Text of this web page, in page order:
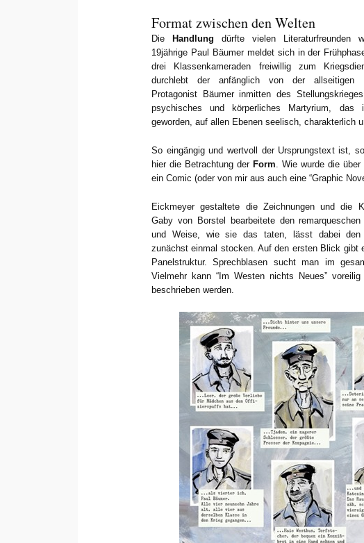
Format zwischen den Welten
Die Handlung dürfte vielen Literaturfreunden
19jährige Paul Bäumer meldet sich in der
drei Klassenkameraden freiwillig zum
durchlebt der anfänglich von der allseitigen
Protagonist Bäumer inmitten des
psychisches und körperliches Martyrium, das
geworden, auf allen Ebenen seelisch, charakterlich
So eingängig und wertvoll der Ursprungstext ist,
hier die Betrachtung der Form . Wie wurde die
ein Comic (oder von mir aus auch eine “Graphic
Eickmeyer gestaltete die Zeichnungen und die
Gaby von Borstel bearbeitete den
und Weise, wie sie das taten, lässt dabei den
zunächst einmal stocken. Auf den ersten Blick gibt
Panelstruktur. Sprechblasen sucht man im
Vielmehr kann “Im Westen nichts Neues”
beschrieben werden.